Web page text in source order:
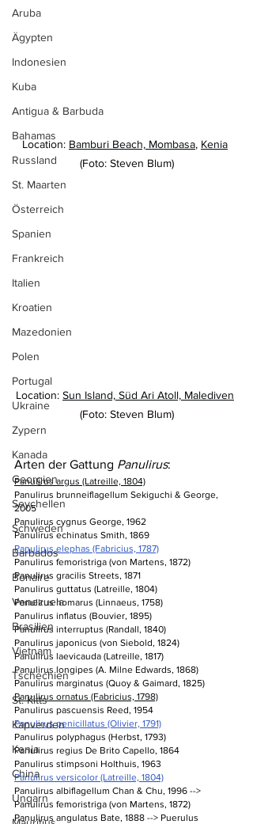
Aruba
Ägypten
Indonesien
Kuba
Antigua & Barbuda
Bahamas
Russland
St. Maarten
Österreich
Spanien
Frankreich
Italien
Kroatien
Mazedonien
Polen
Portugal
Ukraine
Zypern
Kanada
Georgien
Seychellen
Schweden
Barbados
Bonaire
Venezuela
Brasilien
Vietnam
Tschechien
St. Kitts
Kapverden
Kenia
China
Ungarn
Location: Bamburi Beach, Mombasa, Kenia
(Foto: Steven Blum)
Location: Sun Island, Süd Ari Atoll, Malediven
(Foto: Steven Blum)
Arten der Gattung Panulirus:
Panulirus argus (Latreille, 1804)
Panulirus brunneiflagellum Sekiguchi & George,
2005
Panulirus cygnus George, 1962
Panulirus echinatus Smith, 1869
Panulirus elephas (Fabricius, 1787)
Panulirus femoristriga (von Martens, 1872)
Panulirus gracilis Streets, 1871
Panulirus guttatus (Latreille, 1804)
Panulirus homarus (Linnaeus, 1758)
Panulirus inflatus (Bouvier, 1895)
Panulirus interruptus (Randall, 1840)
Panulirus japonicus (von Siebold, 1824)
Panulirus laevicauda (Latreille, 1817)
Panulirus longipes (A. Milne Edwards, 1868)
Panulirus marginatus (Quoy & Gaimard, 1825)
Panulirus ornatus (Fabricius, 1798)
Panulirus pascuensis Reed, 1954
Panulirus penicillatus (Olivier, 1791)
Panulirus polyphagus (Herbst, 1793)
Panulirus regius De Brito Capello, 1864
Panulirus stimpsoni Holthuis, 1963
Panulirus versicolor (Latreille, 1804)
Panulirus albiflagellum Chan & Chu, 1996 -->
Panulirus femoristriga (von Martens, 1872)
Panulirus angulatus Bate, 1888 --> Puerulus